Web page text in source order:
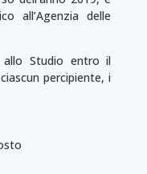
all’Agenzia delle
Studio entro il
percipiente, i